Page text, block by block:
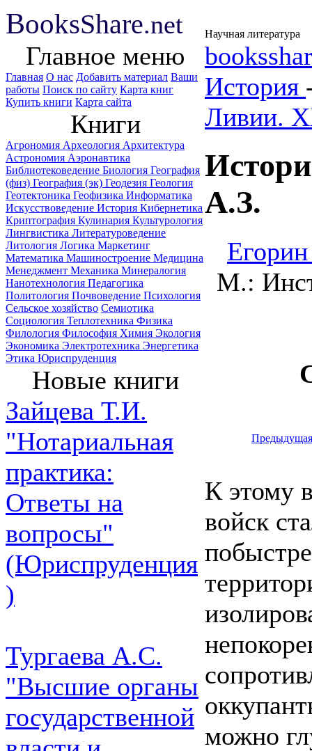
BooksShare.net Научная литература
Главное меню
Главная О нас Добавить материал Ваши
работы Поиск по сайту Карта книг
Купить книги Карта сайта
Книги
Агрономия Археология Архитектура
Астрономия Аэронавтика
Библиотековедение Биология География
(физ) География (эк) Геодезия Геология
Геотектоника Геофизика Информатика
Искусствоведение История Кибернетика
Криптография Кулинария Культурология
Лингвистика Литературоведение
Литология Логика Маркетинг
Математика Машиностроение Медицина
Менеджмент Механика Минералогия
Нанотехнология Педагогика
Политология Почвоведение Психология
Сельское хозяйство Семиотика
Социология Теплотехника Физика
Филология Философия Химия Экология
Экономика Электротехника Энергетика
Этика Юриспруденция
Новые книги
Зайцева Т.И.
"Нотариальная
практика:
Ответы на
вопросы"
(Юриспруденция
)
Тургаева А.С.
"Высшие органы
государственной
История
Ливии.
А.З.
М.:
Предыдущая
К этому
войск
можно